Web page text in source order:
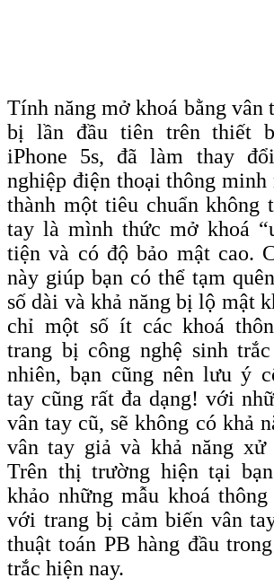
Tính năng mở khoá bằng vân
bị lần đầu tiên trên thiết
iPhone 5s, đã làm thay
nghiệp điện thoại thông minh
thành một tiêu chuẩn không
tay là mình thức mở khoá
tiện và có độ bảo mật cao.
này giúp bạn có thể tạm
số dài và khả năng bị lộ mật
chỉ một số ít các khoá
trang bị công nghệ sinh
nhiên, bạn cũng nên lưu ý
tay cũng rất đa dạng! với
vân tay cũ, sẽ không có khả
vân tay giả và khả năng xử
Trên thị trường hiện tại
khảo những mẫu khoá
với trang bị cảm biến vân
thuật toán PB hàng đầu
trắc hiện nay.